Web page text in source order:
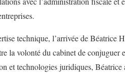
technique, l’arrivée de
la volonté du cabinet de
et technologies juridiques,